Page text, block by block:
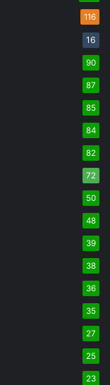
116
16
90
87
85
84
82
72
50
48
39
38
36
35
27
25
23